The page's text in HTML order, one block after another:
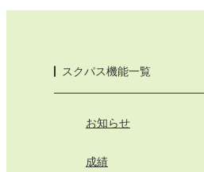
スクパス機能一覧
お知らせ
成績